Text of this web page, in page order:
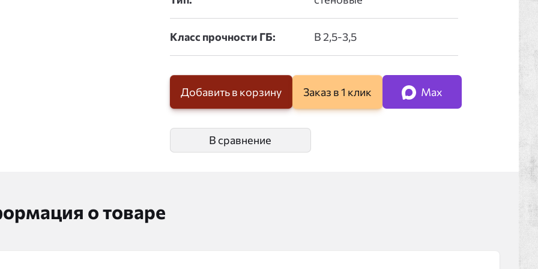
Класс прочности ГБ:
Добавить в корзину Заказ в 1 клик Max
В сравнение
о товаре